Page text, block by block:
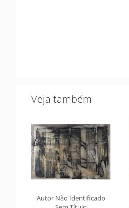
Veja também
Autor Não Identificado